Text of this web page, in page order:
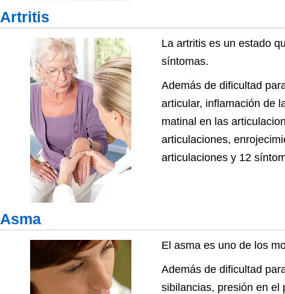
Artritis
La artritis es un estado
síntomas.
Además de dificultad
articular, inflamación de
matinal en las
articulaciones,
articulaciones y 12
Asma
El asma es uno de los
Además de dificultad
sibilancias, presión en el